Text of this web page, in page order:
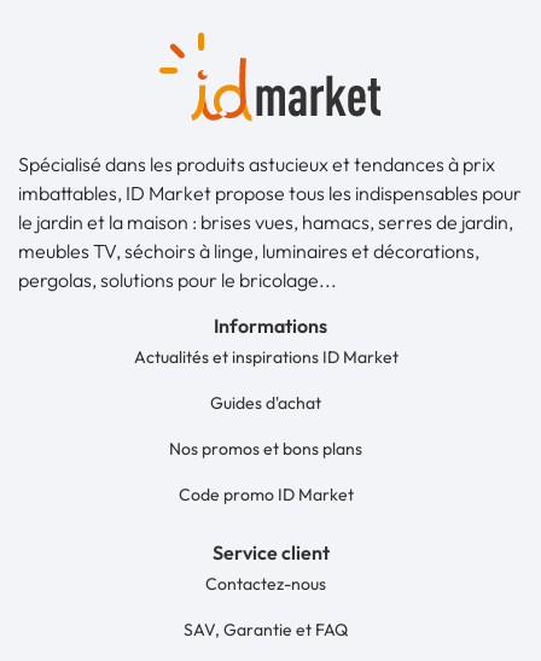
Spécialisé dans les produits astucieux et tendances à prix
imbattables, ID Market propose tous les indispensables pour
le jardin et la maison : brises vues, hamacs, serres de jardin,
meubles TV, séchoirs à linge, luminaires et décorations,
pergolas, solutions pour le bricolage...
Informations
Actualités et inspirations ID Market
Guides d'achat
Nos promos et bons plans
Code promo ID Market
Service client
Contactez-nous
SAV, Garantie et FAQ